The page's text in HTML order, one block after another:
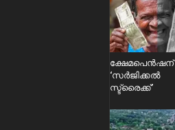
ക്ഷേമപെൻഷന്
‘സർജിക്കൽ
സ്ട്രൈക്ക്’